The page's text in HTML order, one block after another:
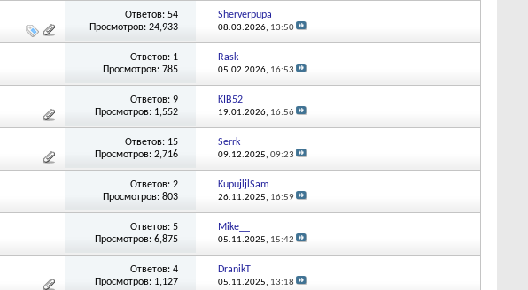
Ответов: 54
Просмотров: 24,933
Sherverpupa
08.03.2026, 13:50
Ответов: 1
Просмотров: 785
Rask
05.02.2026, 16:53
Ответов: 9
Просмотров: 1,552
KIB52
19.01.2026, 16:56
Ответов: 15
Просмотров: 2,716
Serrk
09.12.2025, 09:23
Ответов: 2
Просмотров: 803
KupujljlSam
26.11.2025, 16:59
Ответов: 5
Просмотров: 6,875
Mike__
05.11.2025, 15:42
Ответов: 4
Просмотров: 1,127
DranikT
05.11.2025, 13:18